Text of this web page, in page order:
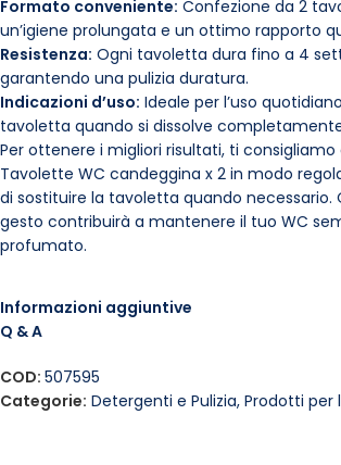
Formato conveniente: Confezione da 2
un’igiene prolungata e un ottimo rapporto
Resistenza: Ogni tavoletta dura fino a 4
garantendo una pulizia duratura.
Indicazioni d’uso: Ideale per l’uso
tavoletta quando si dissolve
Per ottenere i migliori risultati, ti consigliamo
Tavolette WC candeggina x 2 in modo
di sostituire la tavoletta quando necessario.
gesto contribuirà a mantenere il tuo WC
profumato.
Informazioni aggiuntive
Q & A
COD: 507595
Categorie: Detergenti e Pulizia, Prodotti per